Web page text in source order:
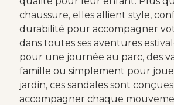
chaussure, elles allient style,
durabilité pour accompagner
dans toutes ses aventures
pour une journée au parc, des
famille ou simplement pour
jardin, ces sandales sont
accompagner chaque